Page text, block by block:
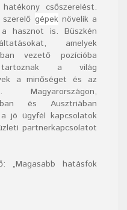
csőszerelést.
gépeknövelik a
hasznot is. Büszkén
amelyek
vezető pozícióba
tartoznak a világ
a minőséget és az
Magyarországon,
és Ausztriában
jó ügyfél kapcsolatok
partnerkapcsolatot
„Magasabb hatásfok